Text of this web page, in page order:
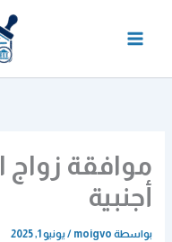
موافقة
أجنبية
بواسطة moigvo
/يونيو 1, 2025